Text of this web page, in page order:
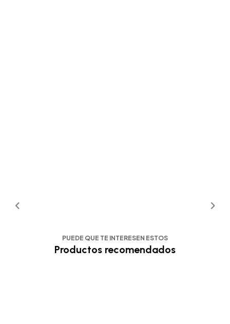
PUEDE QUE TE INTERESEN ESTOS
Productos recomendados